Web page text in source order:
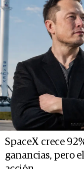
SpaceX crece
ganancias, pero